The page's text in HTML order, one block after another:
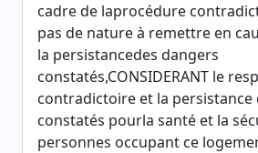
cadre de laprocédure
pas de nature à remettre en
la persistancedes dangers
constatés,CONSIDERANT le
contradictoire et la persistance
constatés pourla santé et la
personnes occupant ce